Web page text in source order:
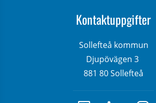
Kontaktuppgifter
Sollefteå kommun
Djupövägen 3
881 80 Sollefteå